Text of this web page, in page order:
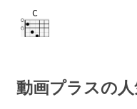
C
F
動画プラスの人